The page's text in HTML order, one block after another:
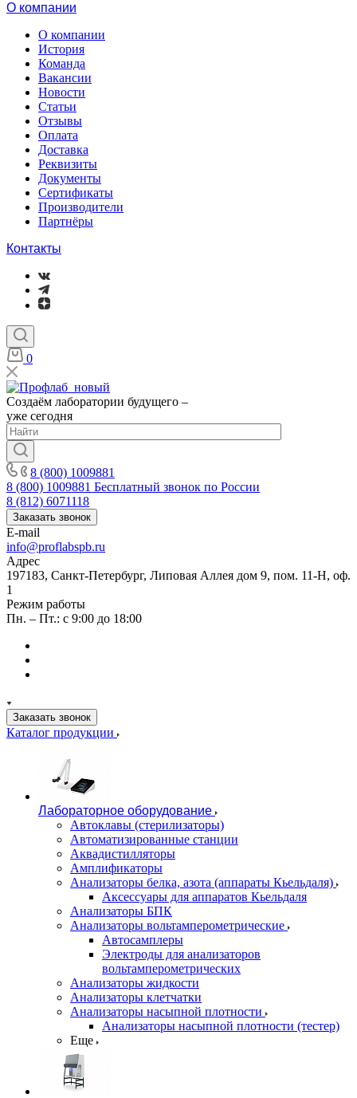
О компании
О компании
История
Команда
Вакансии
Новости
Статьи
Отзывы
Оплата
Доставка
Реквизиты
Документы
Сертификаты
Производители
Партнёры
Контакты
0
Создаём лаборатории будущего –
уже сегодня
8 (800) 1009881
8 (800) 1009881 Бесплатный звонок по России
8 (812) 6071118
Заказать звонок
E-mail
info@proflabspb.ru
Адрес
197183, Санкт-Петербург, Липовая Аллея дом 9, пом. 11-Н, оф.
1
Режим работы
Пн. – Пт.: с 9:00 до 18:00
Заказать звонок
Каталог продукции
Лабораторное оборудование
Автоклавы (стерилизаторы)
Автоматизированные станции
Аквадистилляторы
Амплификаторы
Анализаторы белка, азота (аппараты Кьельдаля)
Аксессуары для аппаратов Кьельдаля
Анализаторы БПК
Анализаторы вольтамперометрические
Автосамплеры
Электроды для анализаторов
вольтамперометрических
Анализаторы жидкости
Анализаторы клетчатки
Анализаторы насыпной плотности
Анализаторы насыпной плотности (тестер)
Еще